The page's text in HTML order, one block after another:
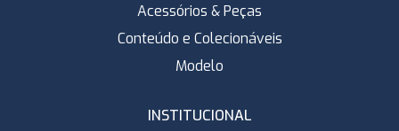
Acessórios & Peças
Conteúdo e Colecionáveis
Modelo
INSTITUCIONAL